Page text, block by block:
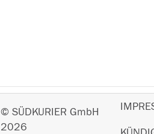
© SÜDKURIER GmbH
2026